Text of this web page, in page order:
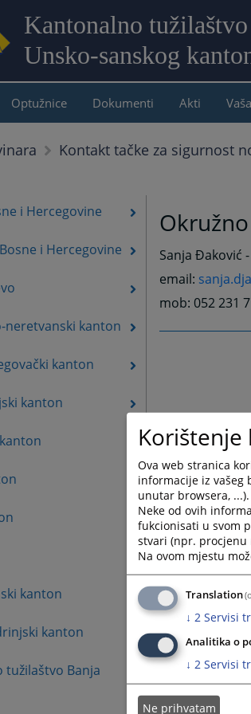
Kantonalno tužilaštvo
Unsko-sanskog
Optužnice Dokumenti Akti
Kontakt tačke za sigurnost
i Hercegovine
i Hercegovine
neretvanski kanton
kanton
kanton
kanton
kanton
tužilaštvo Banja
Sanja Đaković
email:
mob: 052 231
Korištenje
Ova web stranica
informacije iz vašeg
unutar browsera, ...).
Neke od ovih
fukcionisati u svom
stvari (npr. procjenu
Na ovom mjestu
Translation
↓ 2 Servisi
Analitika o
↓ 2 Servisi
Ne prihvatam